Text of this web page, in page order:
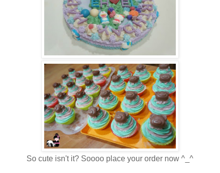
So cute isn't it? Soooo place your order now ^_^